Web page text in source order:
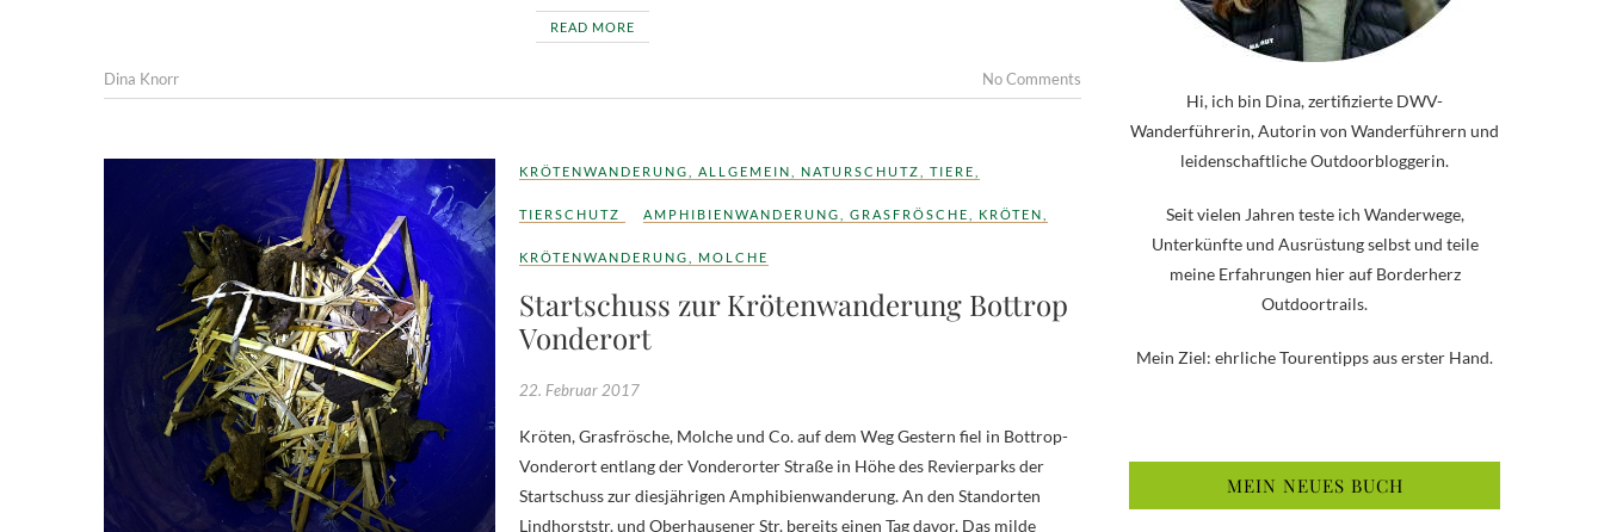
READ MORE
Dina Knorr No Comments
KRÖTENWANDERUNG ALLGEMEIN NATURSCHUTZ TIERE
TIERSCHUTZ AMPHIBIENWANDERUNG GRASFRÖSCHE KRÖTEN
KRÖTENWANDERUNG MOLCHE
Startschuss zur Krötenwanderung Bottrop
Vonderort
22. Februar 2017
Kröten, Grasfrösche, Molche und Co. auf dem Weg Gestern fiel in Bottrop-
Vonderort entlang der Vonderorter Straße in Höhe des Revierparks der
Startschuss zur diesjährigen Amphibienwanderung. An den Standorten
Lindhorststr. und Oberhausener Str. bereits einen Tag davor. Das milde
Hi, ich bin Dina, zertifizierte DWV-
Wanderführerin, Autorin von Wanderführern und
leidenschaftliche Outdoorbloggerin.
Seit vielen Jahren teste ich Wanderwege,
Unterkünfte und Ausrüstung selbst und teile
meine Erfahrungen hier auf Borderherz
Outdoortrails.
Mein Ziel: ehrliche Tourentipps aus erster Hand.
MEIN NEUES BUCH